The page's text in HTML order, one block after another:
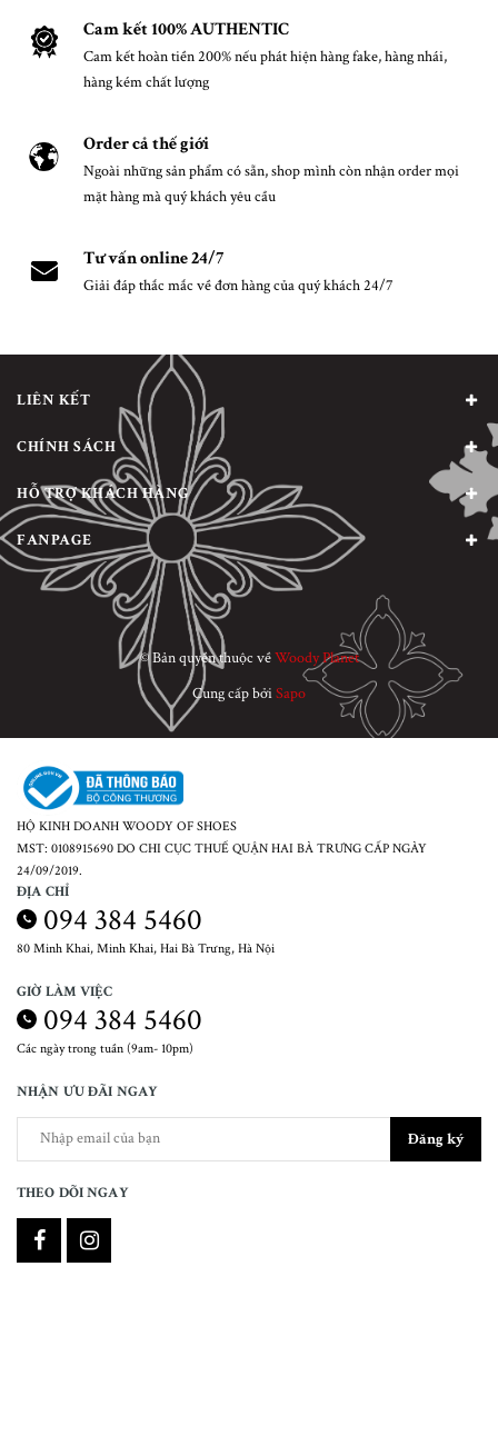
Cam kết 100% AUTHENTIC
Cam kết hoàn tiền 200% nếu phát hiện hàng fake, hàng nhái,
hàng kém chất lượng
Order cả thế giới
Ngoài những sản phẩm có sẵn, shop mình còn nhận order mọi
mặt hàng mà quý khách yêu cầu
Tư vấn online 24/7
Giải đáp thắc mắc về đơn hàng của quý khách 24/7
LIÊN KẾT
CHÍNH SÁCH
HỖ TRỢ KHÁCH HÀNG
FANPAGE
© Bản quyền thuộc vềWoody Planet
Cung cấp bởiSapo
HỘ KINH DOANH WOODY OF SHOES
MST: 0108915690 DO CHI CỤC THUẾ QUẬN HAI BÀ TRƯNG CẤP NGÀY
24/09/2019.
ĐỊA CHỈ
094 384 5460
80 Minh Khai, Minh Khai, Hai Bà Trưng, Hà Nội
GIỜ LÀM VIỆC
094 384 5460
Các ngày trong tuần (9am- 10pm)
NHẬN ƯU ĐÃI NGAY
Đăng ký
THEO DÕI NGAY